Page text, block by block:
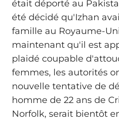
était déporté au
été décidé qu'Izhan
famille au Royaume-
maintenant qu'il est
plaidé coupable
femmes, les autorités
nouvelle tentative de
homme de 22 ans de
Norfolk, serait bientôt